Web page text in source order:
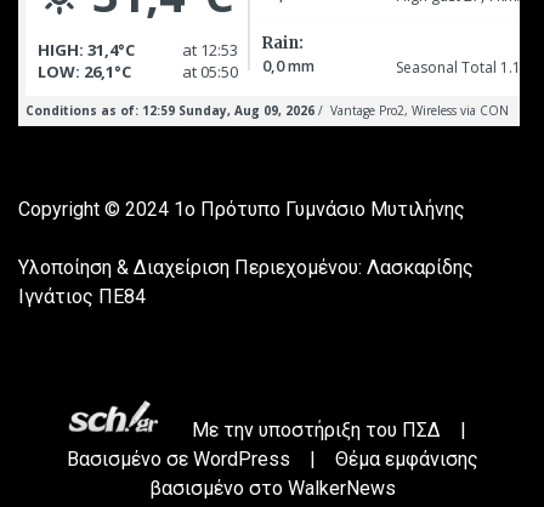
Copyright © 2024 1ο Πρότυπο Γυμνάσιο Μυτιλήνης
Υλοποίηση & Διαχείριση Περιεχομένου: Λασκαρίδης
Ιγνάτιος ΠΕ84
Με την υποστήριξη του ΠΣΔ
|
Βασισμένο σε WordPress |
Θέμα εμφάνισης
βασισμένο στο WalkerNews